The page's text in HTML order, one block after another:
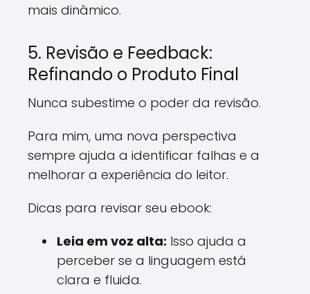
mais dinâmico.
5. Revisão e Feedback:
Refinando o Produto Final
Nunca subestime o poder da revisão.
Para mim, uma nova perspectiva
sempre ajuda a identificar falhas e a
melhorar a experiência do leitor.
Dicas para revisar seu ebook:
Leia em voz alta: Isso ajuda a
perceber se a linguagem está
clara e fluida.